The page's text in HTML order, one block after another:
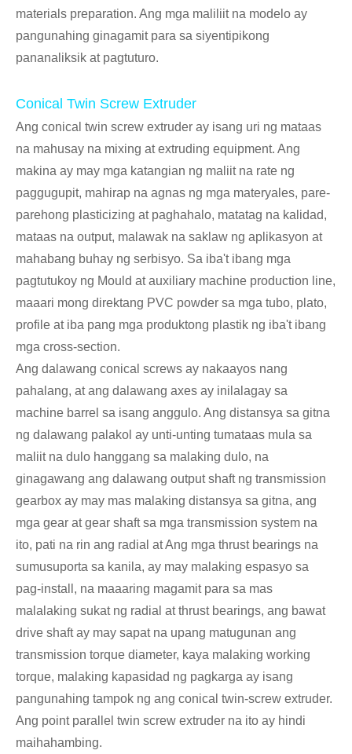
materials preparation. Ang mga maliliit na modelo ay
pangunahing ginagamit para sa siyentipikong
pananaliksik at pagtuturo.
Conical Twin Screw Extruder
Ang conical twin screw extruder ay isang uri ng mataas
na mahusay na mixing at extruding equipment. Ang
makina ay may mga katangian ng maliit na rate ng
paggugupit, mahirap na agnas ng mga materyales, pare-
parehong plasticizing at paghahalo, matatag na kalidad,
mataas na output, malawak na saklaw ng aplikasyon at
mahabang buhay ng serbisyo. Sa iba't ibang mga
pagtutukoy ng Mould at auxiliary machine production line,
maaari mong direktang PVC powder sa mga tubo, plato,
profile at iba pang mga produktong plastik ng iba't ibang
mga cross-section.
Ang dalawang conical screws ay nakaayos nang
pahalang, at ang dalawang axes ay inilalagay sa
machine barrel sa isang anggulo. Ang distansya sa gitna
ng dalawang palakol ay unti-unting tumataas mula sa
maliit na dulo hanggang sa malaking dulo, na
ginagawang ang dalawang output shaft ng transmission
gearbox ay may mas malaking distansya sa gitna, ang
mga gear at gear shaft sa mga transmission system na
ito, pati na rin ang radial at Ang mga thrust bearings na
sumusuporta sa kanila, ay may malaking espasyo sa
pag-install, na maaaring magamit para sa mas
malalaking sukat ng radial at thrust bearings, ang bawat
drive shaft ay may sapat na upang matugunan ang
transmission torque diameter, kaya malaking working
torque, malaking kapasidad ng pagkarga ay isang
pangunahing tampok ng ang conical twin-screw extruder.
Ang point parallel twin screw extruder na ito ay hindi
maihahambing.